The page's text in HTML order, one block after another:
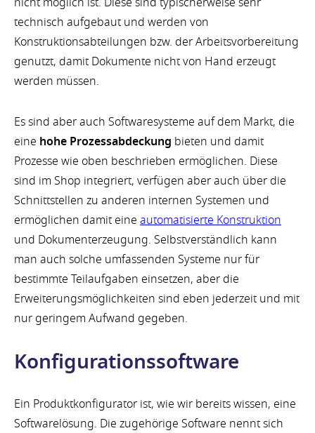
technisch aufgebaut und werden von
Konstruktionsabteilungen bzw. der Arbeitsvorbereitung
genutzt, damit Dokumente nicht von Hand erzeugt
werden müssen.
Es sind aber auch Softwaresysteme auf dem Markt, die
eine hohe Prozessabdeckung bieten und damit
Prozesse wie oben beschrieben ermöglichen. Diese
sind im Shop integriert, verfügen aber auch über die
Schnittstellen zu anderen internen Systemen und
ermöglichen damit eine automatisierte Konstruktion
und Dokumenterzeugung. Selbstverständlich kann
man auch solche umfassenden Systeme nur für
bestimmte Teilaufgaben einsetzen, aber die
Erweiterungsmöglichkeiten sind eben jederzeit und mit
nur geringem Aufwand gegeben.
Konfigurationssoftware
Ein Produktkonfigurator ist, wie wir bereits wissen, eine
Softwarelösung. Die zugehörige Software nennt sich